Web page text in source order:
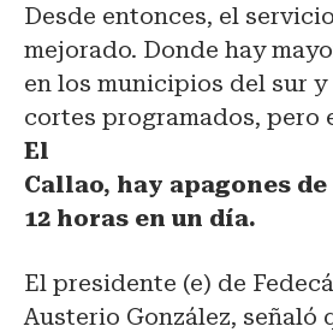
Desde entonces, el
mejorado. Donde hay
en los municipios del sur y
cortes programados, pero
El
Callao, hay apagones
12 horas en un día.
El presidente (e) de
Austerio González, señaló